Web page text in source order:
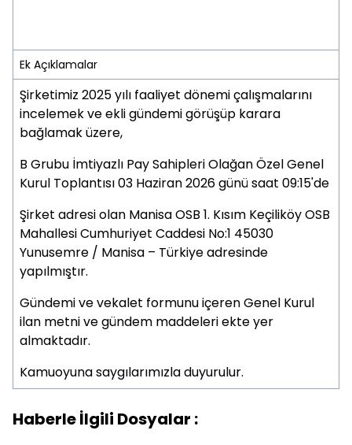
Ek Açıklamalar
Şirketimiz 2025 yılı faaliyet dönemi çalışmalarını
incelemek ve ekli gündemi görüşüp karara
bağlamak üzere,
B Grubu İmtiyazlı Pay Sahipleri Olağan Özel Genel
Kurul Toplantısı 03 Haziran 2026 günü saat 09:15'de
Şirket adresi olan Manisa OSB 1. Kısım Keçiliköy OSB
Mahallesi Cumhuriyet Caddesi No:1 45030
Yunusemre / Manisa – Türkiye adresinde
yapılmıştır.
Gündemi ve vekalet formunu içeren Genel Kurul
ilan metni ve gündem maddeleri ekte yer
almaktadır.
Kamuoyuna saygılarımızla duyurulur.
Haberle İlgili Dosyalar :